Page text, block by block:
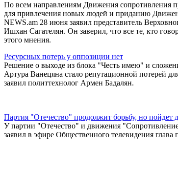
По всем направлениям Движения сопротивления
для привлечения новых людей и приданию
NEWS.am 28 июня заявил представитель
Ишхан Сагателян. Он заверил, что все те, кто
этого мнения.
Ресурсных потерь у оппозиции нет
Решение о выходе из блока "Честь имею" и
Артура Ванецяна стало репутационной потерей
заявил политтехнолог Армен Бадалян.
Партия "Отечество" продолжит борьбу, но пойдет
У партии "Отечество" и движения
заявил в эфире Общественного телевидения